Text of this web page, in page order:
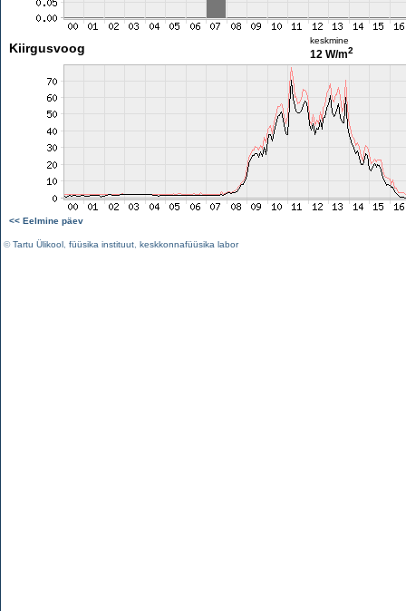
Kiirgusvoog
keskmine
12 W/m2
<< Eelmine päev
©Tartu Ülikool füüsika instituut keskkonnafüüsika labor